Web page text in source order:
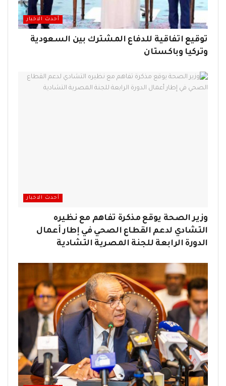
أحدث الاخبار
توقيع اتفاقية للدفاع المشترك بين السعودية
وتركيا وباكستان
أحدث الاخبار
وزير الصحة يوقع مذكرة تفاهم مع نظيره
التشادي لدعم القطاع الصحي في إطار أعمال
الدورة الرابعة للجنة المصرية التشادية